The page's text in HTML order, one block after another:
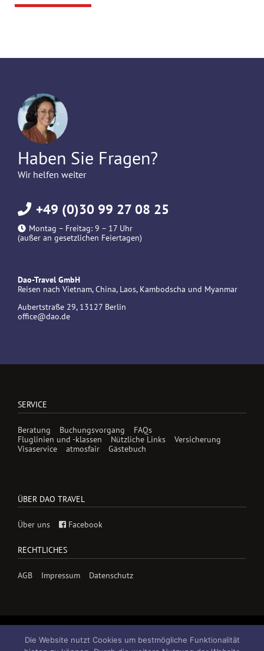
Haben Sie Fragen?
Wir helfen weiter
+49 (0)30 99 27 08 25
Montag – Freitag: 9 – 17 Uhr
(außer an gesetzlichen Feiertagen)
Dao-Travel GmbH
Reisen nach Vietnam, China, Laos, Kambodscha und Myanmar
Aubertstraße 29, 13127 Berlin
office@dao.de
SERVICE
Beratung Buchungsvorgang
FAQs
Fluglinien und -klassen
Nützliche Links
Versicherung
Visaservice
atmosfair Gästebuch
ÜBER DAO TRAVEL
Über uns Facebook
RECHTLICHES
AGB Impressum Datenschutz
Die Website nutzt Cookies um bestmögliche Funktionalität